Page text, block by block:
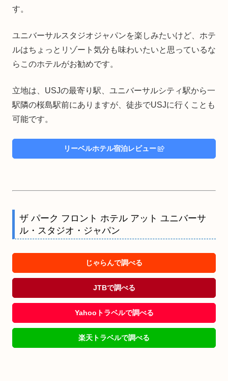
す。
ユニバーサルスタジオジャパンを楽しみたいけど、ホテ
ルはちょっとリゾート気分も味わいたいと思っているな
らこのホテルがお勧めです。
立地は、USJの最寄り駅、ユニバーサルシティ駅から一
駅隣の桜島駅前にありますが、徒歩でUSJに行くことも
可能です。
リーベルホテル宿泊レビュー
ザ パーク フロント ホテル アット ユニバーサ
ル・スタジオ・ジャパン
じゃらんで調べる
JTBで調べる
Yahooトラベルで調べる
楽天トラベルで調べる